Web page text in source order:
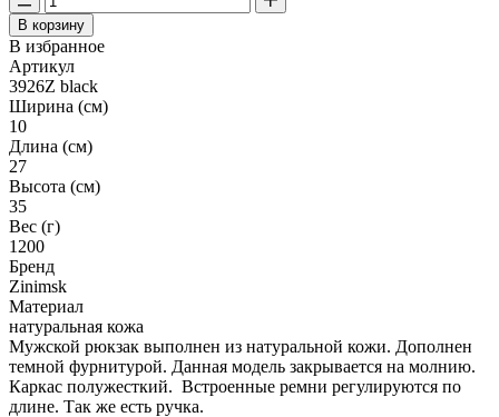
В корзину
В избранное
Артикул
3926Z black
Ширина (см)
10
Длина (см)
27
Высота (см)
35
Вес (г)
1200
Бренд
Zinimsk
Материал
натуральная кожа
Мужской рюкзак выполнен из натуральной кожи. Дополнен
темной фурнитурой. Данная модель закрывается на молнию.
Каркас полужесткий. Встроенные ремни регулируются по
длине. Так же есть ручка.